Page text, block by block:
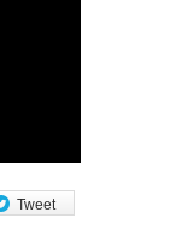
Tweet